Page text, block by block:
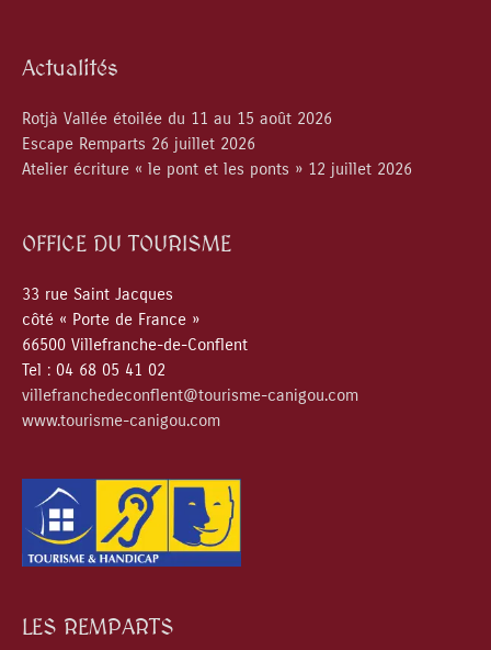
Actualités
Rotjà Vallée étoilée du 11 au 15 août 2026
Escape Remparts 26 juillet 2026
Atelier écriture « le pont et les ponts » 12 juillet 2026
OFFICE DU TOURISME
33 rue Saint Jacques
côté « Porte de France »
66500 Villefranche-de-Conflent
Tel : 04 68 05 41 02
villefranchedeconflent@tourisme-canigou.com
www.tourisme-canigou.com
LES REMPARTS